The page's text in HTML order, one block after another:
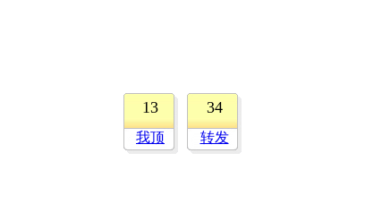
13
我顶
34
转发